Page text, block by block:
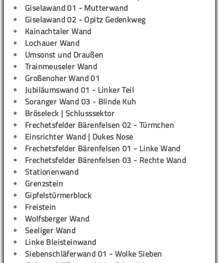
Giselawand 01 - Mutterwand
Giselawand 02 - Opitz Gedenkweg
Kainachtaler Wand
Lochauer Wand
Umsonst und Draußen
Trainmeuseler Wand
Großenoher Wand 01
Jubiläumswand 01 - Linker Teil
Soranger Wand 03 - Blinde Kuh
Bröseleck | Schlusssektor
Frechetsfelder Bärenfelsen 02 - Türmchen
Einsrichter Wand | Dukes Nose
Frechetsfelder Bärenfelsen 01 - Linke Wand
Frechetsfelder Bärenfelsen 03 - Rechte Wand
Stationenwand
Grenzstein
Gipfelstürmerblock
Freistein
Wolfsberger Wand
Seeliger Wand
Linke Bleisteinwand
Siebenschläferwand 01 - Wolke Sieben